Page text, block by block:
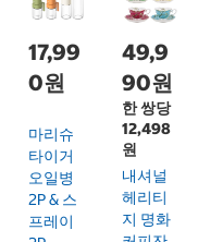
17,99
0원
마리슈
타이거
오일병
2P & 스
프레이
49,9
90원
한 쌍당
12,498
원
내셔널
헤리티
지 명화